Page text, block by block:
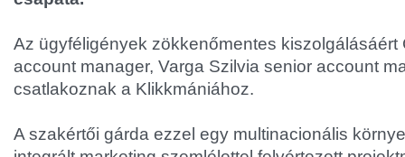
Az ügyféligények zökkenőmentes kiszolgálásáért
account manager, Varga Szilvia senior account
csatlakoznak a Klikkmániához.
A szakértői gárda ezzel egy multinacionális